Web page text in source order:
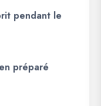
pendant le
préparé